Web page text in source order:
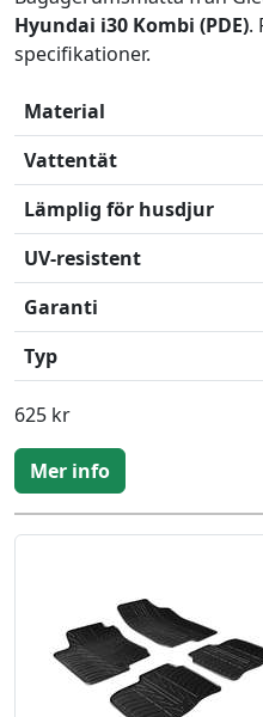
Hyundai i30 Kombi (PDE).
specifikationer.
Material
Vattentät
Lämplig för husdjur
UV-resistent
Garanti
Typ
625 kr
Mer info